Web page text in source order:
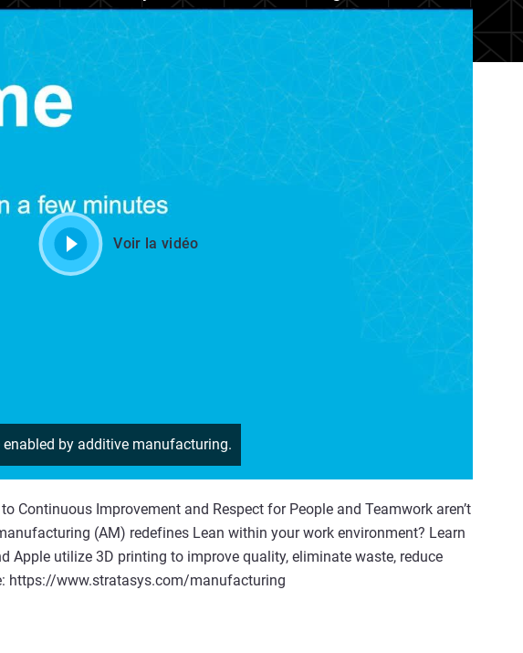
Voir la vidéo
by additive manufacturing.
Continuous Improvement and Respect for People and Teamwork aren’t
(AM) redefines Lean within your work environment? Learn
Apple utilize 3D printing to improve quality, eliminate waste, reduce
https://www.stratasys.com/manufacturing